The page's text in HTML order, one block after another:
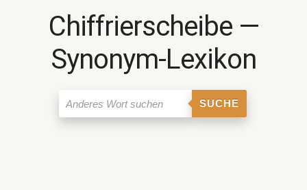
Chiffrierscheibe ―
Synonym-Lexikon
SUCHE